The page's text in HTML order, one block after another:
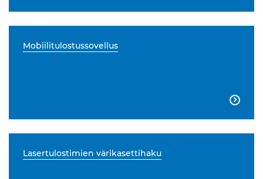
Mobiilitulostussovellus

Lasertulostimien värikasettihaku